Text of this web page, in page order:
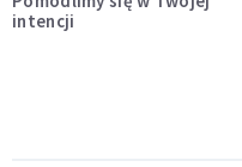
intencji